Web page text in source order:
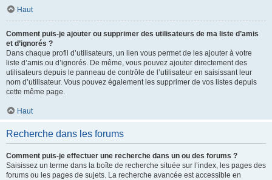
Haut
Comment puis-je ajouter ou supprimer des utilisateurs de ma liste d’amis
et d’ignorés ?
Dans chaque profil d’utilisateurs, un lien vous permet de les ajouter à votre
liste d’amis ou d’ignorés. De même, vous pouvez ajouter directement des
utilisateurs depuis le panneau de contrôle de l’utilisateur en saisissant leur
nom d’utilisateur. Vous pouvez également les supprimer de vos listes depuis
cette même page.
Haut
Recherche dans les forums
Comment puis-je effectuer une recherche dans un ou des forums ?
Saisissez un terme dans la boîte de recherche située sur l’index, les pages des
forums ou les pages de sujets. La recherche avancée est accessible en